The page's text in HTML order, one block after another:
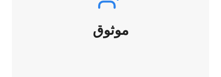
موثوق